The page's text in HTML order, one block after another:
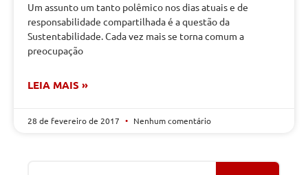
Um assunto um tanto polêmico nos dias atuais e de
responsabilidade compartilhada é a questão da
Sustentabilidade. Cada vez mais se torna comum a
preocupação
LEIA MAIS »
28 de fevereiro de 2017 Nenhum comentário